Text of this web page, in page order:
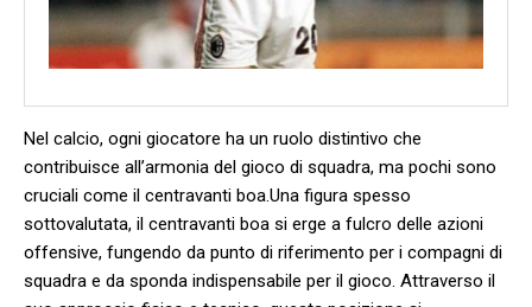
Nel calcio, ⁢ogni ⁢giocatore ha un ruolo distintivo che
contribuisce all’armonia ​del gioco di squadra,⁤ ma⁢ pochi ‍sono ​
cruciali come il‌ centravanti boa.Una figura spesso
sottovalutata, ​il centravanti ⁢boa si erge a​ fulcro​ delle azioni
offensive, ​fungendo da punto di riferimento per i compagni di
squadra e da ⁢sponda indispensabile per il ⁢gioco. Attraverso il